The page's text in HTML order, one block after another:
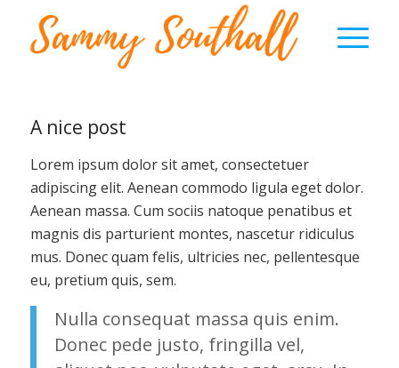
A nice post
Lorem ipsum dolor sit amet, consectetuer
adipiscing elit. Aenean commodo ligula eget dolor.
Aenean massa. Cum sociis natoque penatibus et
magnis dis parturient montes, nascetur ridiculus
mus. Donec quam felis, ultricies nec, pellentesque
eu, pretium quis, sem.
Nulla consequat massa quis enim.
Donec pede justo, fringilla vel,